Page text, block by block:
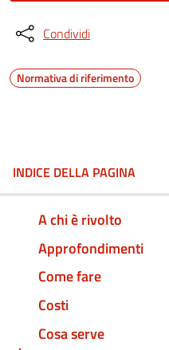
Condividi
Normativa di riferimento
INDICE DELLA PAGINA
A chi è rivolto
Approfondimenti
Come fare
Costi
Cosa serve